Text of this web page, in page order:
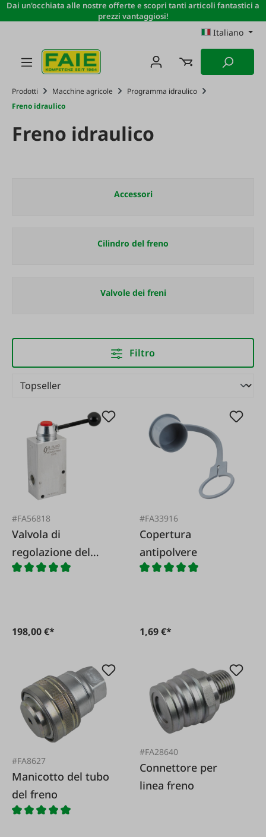
Passa al contenuto principale
Dai un'occhiata alle nostre offerte e scopri tanti articoli fantastici a
prezzi vantaggiosi!
Italiano
Prodotti Macchine agricole
Programma idraulico
Freno idraulico
Freno idraulico
Accessori
Cilindro del freno
Valvole dei freni
Filtro
#FA56818
Valvola di
regolazione del
carico
198,00 €*
#FA33916
Copertura
antipolvere
1,69 €*
#FA8627
Manicotto del tubo
del freno
#FA28640
Connettore per
linea freno